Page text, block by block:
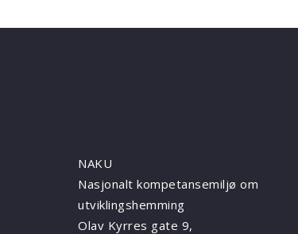
NAKU
Nasjonalt kompetansemiljø om
utviklingshemming
Olav Kyrres gate 9,